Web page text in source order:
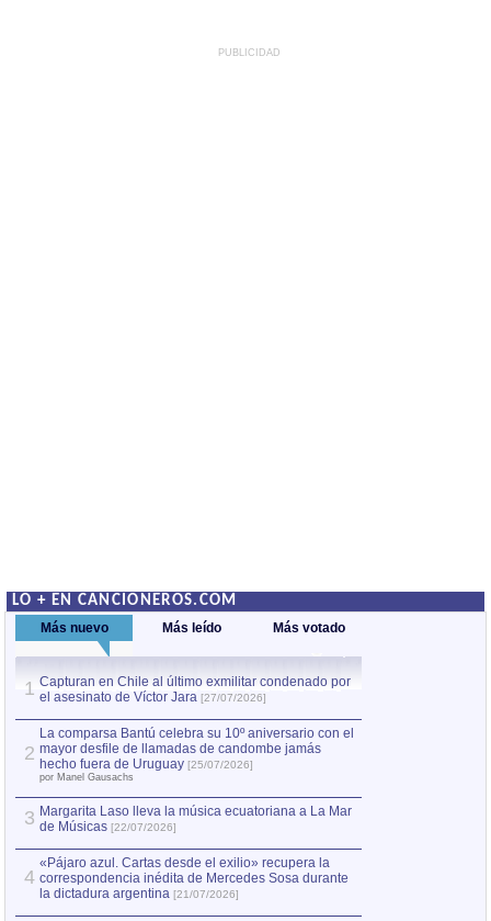
PUBLICIDAD
LO + EN CANCIONEROS.COM
Más nuevo Más leído Más votado
1 Capturan en Chile al último exmilitar condenado por
el asesinato de Víctor Jara [27/07/2026]
2
La comparsa Bantú celebra su 10º aniversario con el
mayor desfile de llamadas de candombe jamás
hecho fuera de Uruguay [25/07/2026]
por Manel Gausachs
3 Margarita Laso lleva la música ecuatoriana a La Mar
de Músicas [22/07/2026]
4
«Pájaro azul. Cartas desde el exilio» recupera la
correspondencia inédita de Mercedes Sosa durante
la dictadura argentina [21/07/2026]